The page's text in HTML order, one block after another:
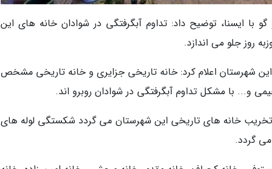
با ایسنا، توضیح داد: تداوم آبگرفتگی در شوادان خانه های این
روز جلو می اندازد.
این شهرستان اعلام کرد: خانه تاریخی جزایری و خانه تاریخی مشخص
و... با مشکل تداوم آبگرفتگی در شوادان روبرو اند.
تخریب خانه های تاریخی این شهرستان می گردد شکستگی لوله های
گردد.